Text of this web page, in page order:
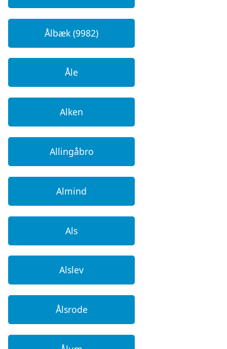
Ålbæk (9982)
Åle
Alken
Allingåbro
Almind
Als
Alslev
Ålsrode